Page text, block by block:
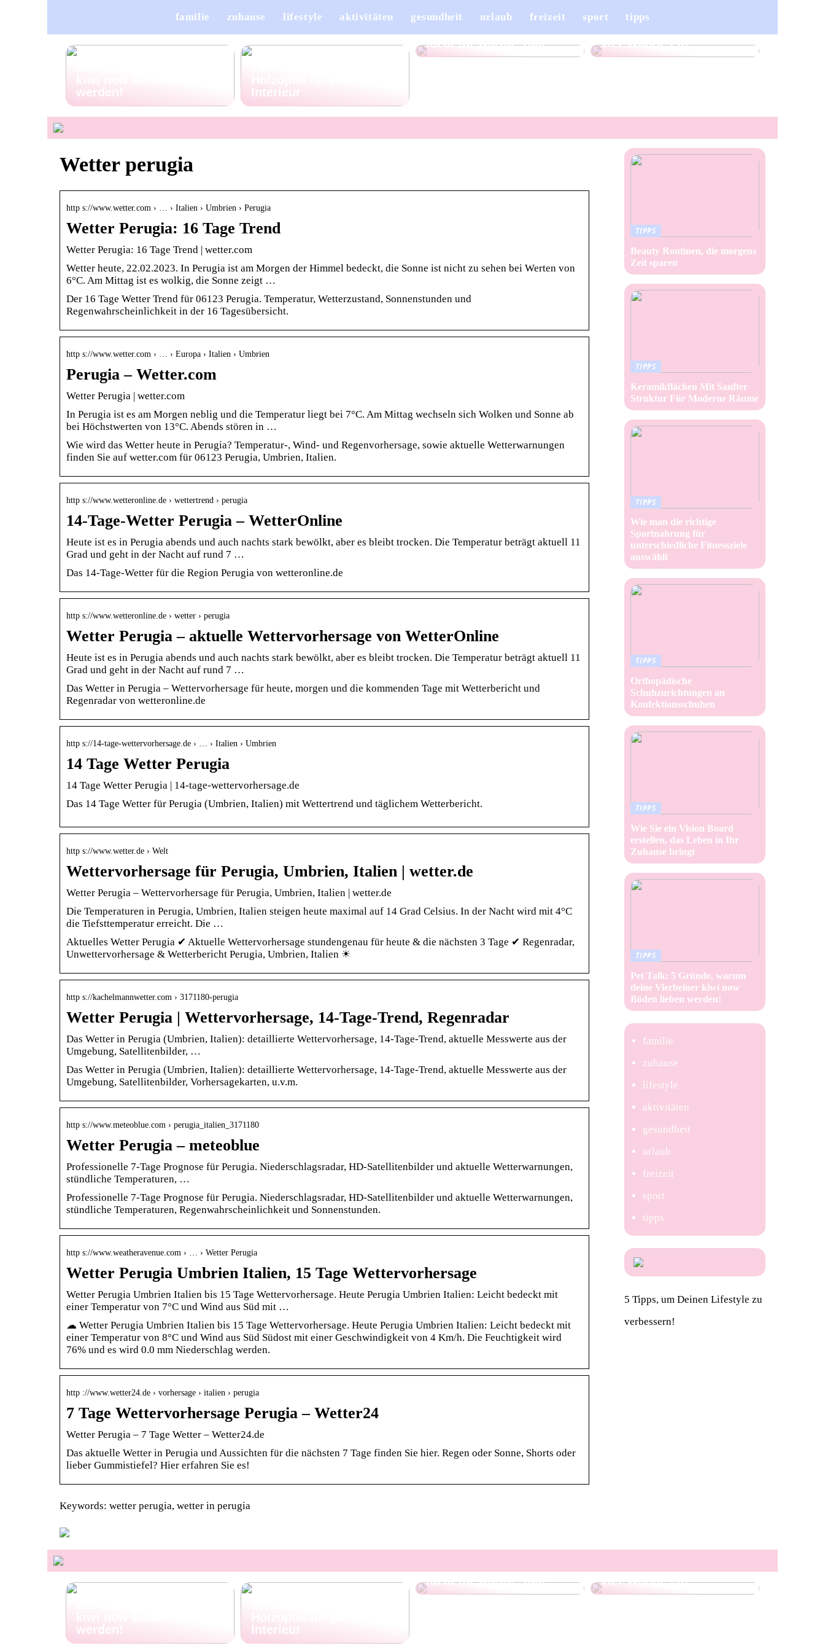
familie zuhause lifestyle aktivitäten gesundheit urlaub freizeit sport tipps
Pet Talk: 5 Gründe,
werden!
Porzellan, das sich wie
Interieur
Leinenhosen für Herren
ideal für warme Tage
jedes Zuhause – so zieht
vier Wände ein
Wetter perugia
http s://www.wetter.com › … › Italien › Umbrien › Perugia
Wetter Perugia: 16 Tage Trend
Wetter Perugia: 16 Tage Trend | wetter.com
Wetter heute, 22.02.2023. In Perugia ist am Morgen der Himmel bedeckt, die Sonne ist nicht zu sehen bei Werten von
6°C. Am Mittag ist es wolkig, die Sonne zeigt …
Der 16 Tage Wetter Trend für 06123 Perugia. Temperatur, Wetterzustand, Sonnenstunden und
Regenwahrscheinlichkeit in der 16 Tagesübersicht.
http s://www.wetter.com › … › Europa › Italien › Umbrien
Perugia – Wetter.com
Wetter Perugia | wetter.com
In Perugia ist es am Morgen neblig und die Temperatur liegt bei 7°C. Am Mittag wechseln sich Wolken und Sonne ab
bei Höchstwerten von 13°C. Abends stören in …
Wie wird das Wetter heute in Perugia? Temperatur-, Wind- und Regenvorhersage, sowie aktuelle Wetterwarnungen
finden Sie auf wetter.com für 06123 Perugia, Umbrien, Italien.
http s://www.wetteronline.de › wettertrend › perugia
14-Tage-Wetter Perugia – WetterOnline
Heute ist es in Perugia abends und auch nachts stark bewölkt, aber es bleibt trocken. Die Temperatur beträgt aktuell 11
Grad und geht in der Nacht auf rund 7 …
Das 14-Tage-Wetter für die Region Perugia von wetteronline.de
http s://www.wetteronline.de › wetter › perugia
Wetter Perugia – aktuelle Wettervorhersage von WetterOnline
Heute ist es in Perugia abends und auch nachts stark bewölkt, aber es bleibt trocken. Die Temperatur beträgt aktuell 11
Grad und geht in der Nacht auf rund 7 …
Das Wetter in Perugia – Wettervorhersage für heute, morgen und die kommenden Tage mit Wetterbericht und
Regenradar von wetteronline.de
http s://14-tage-wettervorhersage.de › … › Italien › Umbrien
14 Tage Wetter Perugia
14 Tage Wetter Perugia | 14-tage-wettervorhersage.de
Das 14 Tage Wetter für Perugia (Umbrien, Italien) mit Wettertrend und täglichem Wetterbericht.
http s://www.wetter.de › Welt
Wettervorhersage für Perugia, Umbrien, Italien | wetter.de
Wetter Perugia – Wettervorhersage für Perugia, Umbrien, Italien | wetter.de
Die Temperaturen in Perugia, Umbrien, Italien steigen heute maximal auf 14 Grad Celsius. In der Nacht wird mit 4°C
die Tiefsttemperatur erreicht. Die …
Aktuelles Wetter Perugia ✔ Aktuelle Wettervorhersage stundengenau für heute & die nächsten 3 Tage ✔ Regenradar,
Unwettervorhersage & Wetterbericht Perugia, Umbrien, Italien ☀
http s://kachelmannwetter.com › 3171180-perugia
Wetter Perugia | Wettervorhersage, 14-Tage-Trend, Regenradar
Das Wetter in Perugia (Umbrien, Italien): detaillierte Wettervorhersage, 14-Tage-Trend, aktuelle Messwerte aus der
Umgebung, Satellitenbilder, …
Das Wetter in Perugia (Umbrien, Italien): detaillierte Wettervorhersage, 14-Tage-Trend, aktuelle Messwerte aus der
Umgebung, Satellitenbilder, Vorhersagekarten, u.v.m.
http s://www.meteoblue.com › perugia_italien_3171180
Wetter Perugia – meteoblue
Professionelle 7-Tage Prognose für Perugia. Niederschlagsradar, HD-Satellitenbilder und aktuelle Wetterwarnungen,
stündliche Temperaturen, …
Professionelle 7-Tage Prognose für Perugia. Niederschlagsradar, HD-Satellitenbilder und aktuelle Wetterwarnungen,
stündliche Temperaturen, Regenwahrscheinlichkeit und Sonnenstunden.
http s://www.weatheravenue.com › … › Wetter Perugia
Wetter Perugia Umbrien Italien, 15 Tage Wettervorhersage
Wetter Perugia Umbrien Italien bis 15 Tage Wettervorhersage. Heute Perugia Umbrien Italien: Leicht bedeckt mit
einer Temperatur von 7°C und Wind aus Süd mit …
☁ Wetter Perugia Umbrien Italien bis 15 Tage Wettervorhersage. Heute Perugia Umbrien Italien: Leicht bedeckt mit
einer Temperatur von 8°C und Wind aus Süd Südost mit einer Geschwindigkeit von 4 Km/h. Die Feuchtigkeit wird
76% und es wird 0.0 mm Niederschlag werden.
http ://www.wetter24.de › vorhersage › italien › perugia
7 Tage Wettervorhersage Perugia – Wetter24
Wetter Perugia – 7 Tage Wetter – Wetter24.de
Das aktuelle Wetter in Perugia und Aussichten für die nächsten 7 Tage finden Sie hier. Regen oder Sonne, Shorts oder
lieber Gummistiefel? Hier erfahren Sie es!
Keywords: wetter perugia, wetter in perugia
TIPPS
Beauty Routinen, die morgens
Zeit sparen
TIPPS
Keramikflächen Mit Sanfter
Struktur Für Moderne Räume
TIPPS
Wie man die richtige
Sportnahrung für
unterschiedliche Fitnessziele
auswählt
TIPPS
Orthopädische
Schuhzurichtungen an
Konfektionsschuhen
TIPPS
Wie Sie ein Vision Board
erstellen, das Leben in Ihr
Zuhause bringt
TIPPS
Pet Talk: 5 Gründe, warum
deine Vierbeiner kiwi now
Böden lieben werden!
familie
zuhause
lifestyle
aktivitäten
gesundheit
urlaub
freizeit
sport
tipps
5 Tipps, um Deinen Lifestyle zu
verbessern!
Pet Talk: 5 Gründe,
werden!
Porzellan, das sich wie
Interieur
ideal für warme Tage
vier Wände ein